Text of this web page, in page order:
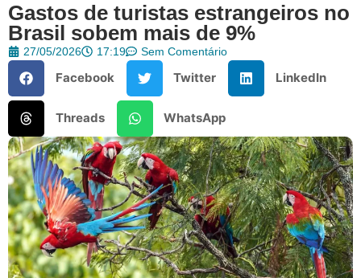
Gastos de turistas estrangeiros no
Brasil sobem mais de 9%
27/05/2026 17:19 Sem Comentário
Facebook Twitter LinkedIn
Threads WhatsApp